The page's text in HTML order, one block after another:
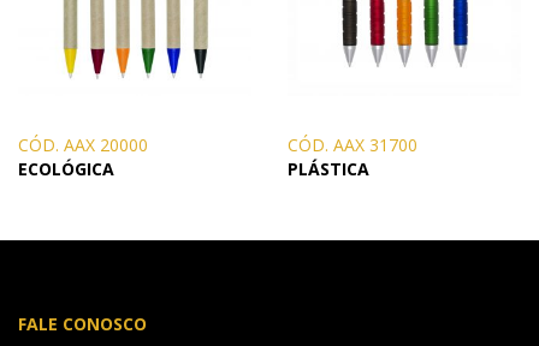
CÓD. AAX 20000
ECOLÓGICA
CÓD. AAX 31700
PLÁSTICA
FALE CONOSCO